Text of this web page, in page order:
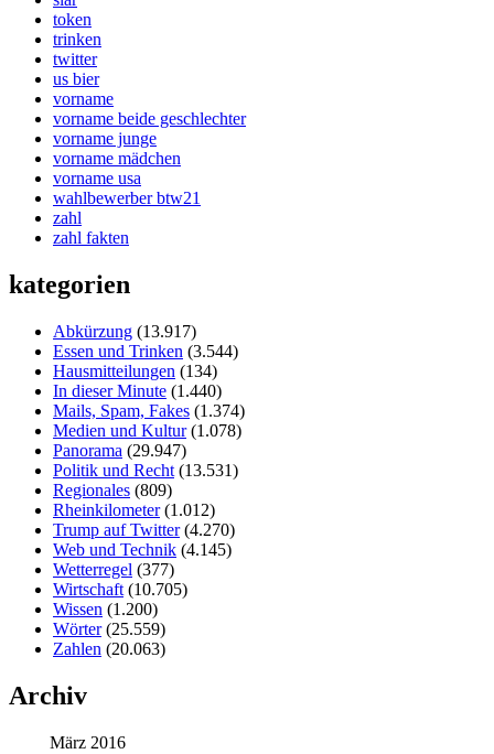
token
trinken
twitter
us bier
vorname
vorname beide geschlechter
vorname junge
vorname mädchen
vorname usa
wahlbewerber btw21
zahl
zahl fakten
kategorien
Abkürzung (13.917)
Essen und Trinken (3.544)
Hausmitteilungen (134)
In dieser Minute (1.440)
Mails, Spam, Fakes (1.374)
Medien und Kultur(1.078)
Panorama (29.947)
Politik und Recht (13.531)
Regionales (809)
Rheinkilometer(1.012)
Trump auf Twitter(4.270)
Web und Technik (4.145)
Wetterregel (377)
Wirtschaft (10.705)
Wissen (1.200)
Wörter(25.559)
Zahlen (20.063)
Archiv
März 2016